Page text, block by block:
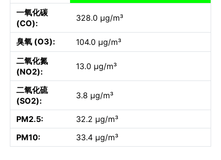
一氧化碳
(CO):
328.0 µg/m³
臭氧 (O3):
104.0 µg/m³
二氧化氮
(NO2):
13.0 µg/m³
二氧化硫
(SO2):
3.8 µg/m³
PM2.5:
32.2 µg/m³
PM10:
33.4 µg/m³